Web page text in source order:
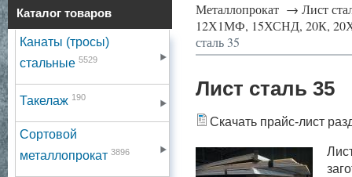
Каталог товаров
Канаты (тросы)
стальные 5529
Такелаж 190
Сортовой
металлопрокат 3896
Металлопрокат → Лист
12Х1МФ, 15ХСНД, 20К,
сталь 35
Лист сталь 35
Скачать прайс-лист